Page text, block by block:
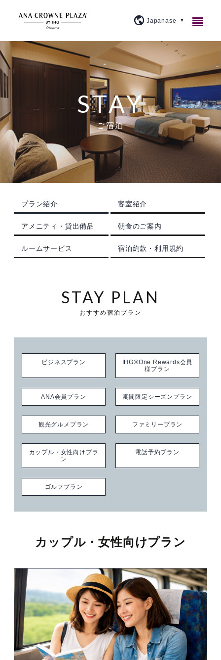
ご宿泊
客室紹介
スタンダード
プレミアム
スイート
アメニティ・貸出備品
朝食のご案内
よくあるご質問
プラン紹介
ビジネスプラン
ANA会員プラン
ファミリープラン
電話予約プラン
カップル・女性向けプラン
ゴルフプラン
トピックス
観光のご案内
宿泊約款・利用規約
レストラン＆バー
1F カジュアルダイニングウルバーノ
20F 和食ダイニング 廚洊
20F 鉄板コーナー おさふね
20F スカイバー＆ラウンジ 洊
個室
顔合わせ・結納
朝食のご案内
おすすめプラン
レストラン＆バーのお問い合わせ
宴会場のご案内
大宴会場『曲水』
スカイバンケット
小宴会場『花葉』『花交』『延養』
ミーティングプラン
クラウンプラザミーティングディレクター
マイス
お別れの会
テーブルマナープラン
同窓会プラン
スタンダードパーティプラン
ケータリングサービス
岡山城プラン
トピックス
宴会場概要・利用規約
086-898-2262
営業時間 9:00 ～ 18:00
ウェディング
ブライダルフェア
イベントカレンダー
料理・ケーキ
ドレス
パーティーレポート
曲水 -Kyokusui-
京山 -kyoyama-
顔合わせ・結納
Wedding公式Instagram
施設案内
アクセス
周辺観光
STAY
ご宿泊
プラン紹介 客室紹介
アメニティ・貸出備品 朝食のご案内
ルームサービス 宿泊約款・利用規約
STAY PLAN
おすすめ宿泊プラン
ビジネスプラン
IHG®One Rewards会員
様プラン
ANA会員プラン 期間限定シーズンプラン
観光グルメプラン ファミリープラン
カップル・女性向けプラ
ン
電話予約プラン
ゴルフプラン
カップル・女性向けプラン